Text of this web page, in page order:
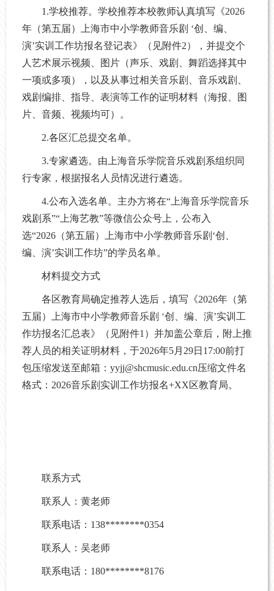
1.学校推荐。学校推荐本校教师认真填写《2026
年（第五届）上海市中小学教师音乐剧 ‘创、编、
演’实训工作坊报名登记表》（见附件2），并提交个
人艺术展示视频、图片（声乐、戏剧、舞蹈选择其中
一项或多项），以及从事过相关音乐剧、音乐戏剧、
戏剧编排、指导、表演等工作的证明材料（海报、图
片、音频、视频均可）。
2.各区汇总提交名单。
3.专家遴选。由上海音乐学院音乐戏剧系组织同
行专家，根据报名人员情况进行遴选。
4.公布入选名单。主办方将在“上海音乐学院音乐
戏剧系”“上海艺教”等微信公众号上，公布入
选“2026（第五届）上海市中小学教师音乐剧‘创、
编、演’实训工作坊”的学员名单。
材料提交方式
各区教育局确定推荐人选后，填写《2026年（第
五届）上海市中小学教师音乐剧 ‘创、编、演’实训工
作坊报名汇总表》（见附件1）并加盖公章后，附上推
荐人员的相关证明材料，于2026年5月29日17:00前打
包压缩发送至邮箱：yyjj@shcmusic.edu.cn压缩文件名
格式：2026音乐剧实训工作坊报名+XX区教育局。
联系方式
联系人：黄老师
联系电话：138********0354
联系人：吴老师
联系电话：180********8176